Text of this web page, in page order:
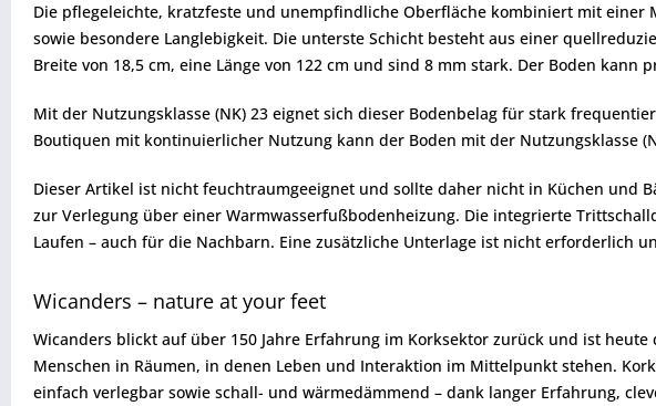
Die pflegeleichte, kratzfeste und unempfindliche Oberfläche kombiniert mit
sowie besondere Langlebigkeit. Die unterste Schicht besteht aus einer
Breite von 18,5 cm, eine Länge von 122 cm und sind 8 mm stark. Der Boden
Mit der Nutzungsklasse (NK) 23 eignet sich dieser Bodenbelag für stark
Boutiquen mit kontinuierlicher Nutzung kann der Boden mit der Nutzungsklasse
Dieser Artikel ist nicht feuchtraumgeeignet und sollte daher nicht in Küchen und
zur Verlegung über einer Warmwasserfußbodenheizung. Die integrierte
Laufen – auch für die Nachbarn. Eine zusätzliche Unterlage ist nicht erforderlich
Wicanders – nature at your feet
Wicanders blickt auf über 150 Jahre Erfahrung im Korksektor zurück und ist
Menschen in Räumen, in denen Leben und Interaktion im Mittelpunkt stehen.
einfach verlegbar sowie schall- und wärmedämmend – dank langer Erfahrung,